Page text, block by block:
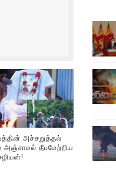
தெரியுமா?
அச்சறுத்தல்
அஞ்சாமல் தீபமேற்றிய